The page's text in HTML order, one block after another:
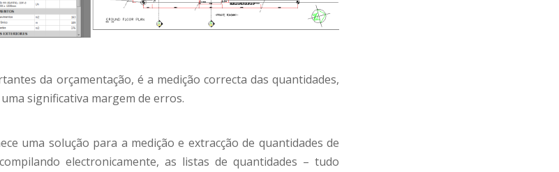
da orçamentação, é a medição correcta das quantidades,
significativa margem de erros.
uma solução para a medição e extracção de quantidades de
electronicamente, as listas de quantidades – tudo